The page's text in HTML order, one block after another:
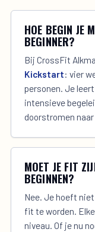
HOE BEGIN JE
BEGINNER?
Bij CrossFit
Kickstart: vier
personen. Je
intensieve
doorstromen
MOET JE FIT
BEGINNEN?
Nee. Je hoeft
fit te worden.
niveau. Of je nu